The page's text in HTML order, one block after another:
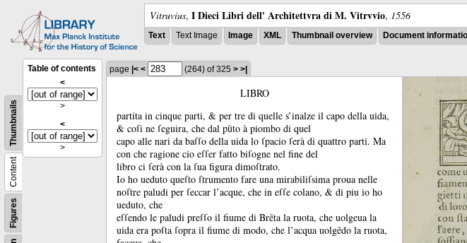
Vitruvius, I Dieci Libri dell' Architettvra di M. Vitrvvio, 1556
Text Text Image Image XML Thumbnail overview Document
Figures
Content
Thumbnails
Table of contents
<
>
<
>
page |< < (264) of 325 > >|
LIBRO
partita in cinque parti, & per tre di quelle s’inalze il capo della uida,
& coſi ne ſeguira, che dal pũto à piombo di quel
capo alle nari da baſſo della uida lo ſpacio ſerà di quattro parti. Ma
con che ragione cio eſſer fatto biſogne nel fine del
libro ci ſerà con la ſua figura dimoſtrato.
Io ho ueduto queſto ſtrumento fare una mirabiliſsima proua nelle
noſtre paludi per ſeccar l’acque, che in eſſe colano, & di piu io ho
ueduto, che
eſſendo le paludi preſſo il fiume di Brẽta la ruota, che uolgeua la
uida era poſta ſopra il fiume di modo, che l’acqua uolgẽdo la ruota,